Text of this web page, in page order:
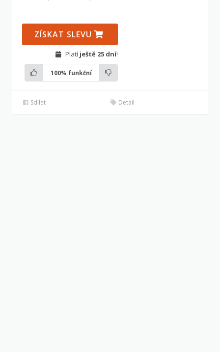
ZÍSKAT SLEVU
Platí ještě 25 dní!
100% funkční
Sdílet Detail